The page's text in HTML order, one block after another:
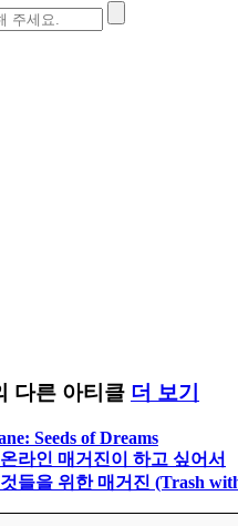
다른 아티클 더 보기
Seeds of Dreams
라인 매거진이 하고 싶어서
들을 위한 매거진 (Trash